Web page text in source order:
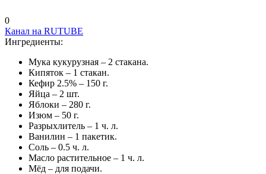
0
Канал на RUTUBE
Ингредиенты:
Мука кукурузная – 2 стакана.
Кипяток – 1 стакан.
Кефир 2.5% – 150 г.
Яйца – 2 шт.
Яблоки – 280 г.
Изюм – 50 г.
Разрыхлитель – 1 ч. л.
Ванилин – 1 пакетик.
Соль – 0.5 ч. л.
Масло растительное – 1 ч. л.
Мёд – для подачи.